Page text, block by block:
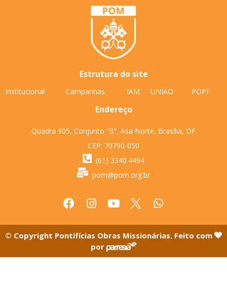
Estrutura do site
Institucional Campanhas IAM UNIÃO POPF
Endereço
Quadra 905, Conjunto “B”, Asa Norte, Brasília, DF
CEP: 70790-050
(61) 3340.4494
pom@pom.org.br
© Copyright Pontifícias Obras Missionárias. Feito com
por